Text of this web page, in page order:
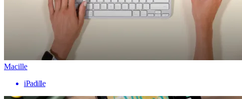
Macille
iPadille